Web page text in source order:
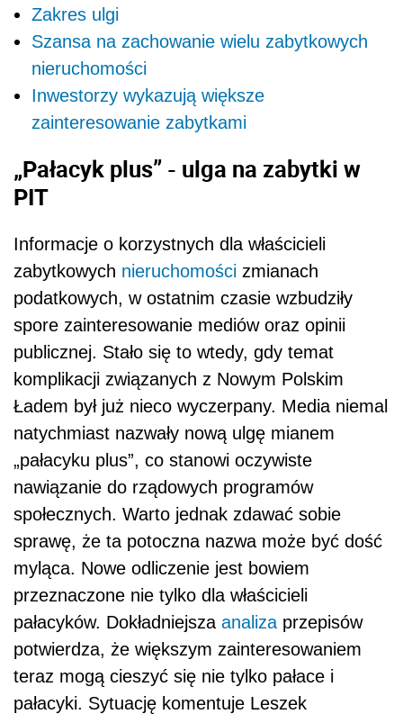
Zakres ulgi
Szansa na zachowanie wielu zabytkowych
nieruchomości
Inwestorzy wykazują większe
zainteresowanie zabytkami
„Pałacyk plus” - ulga na zabytki w
PIT
Informacje o korzystnych dla właścicieli
zabytkowych nieruchomości zmianach
podatkowych, w ostatnim czasie wzbudziły
spore zainteresowanie mediów oraz opinii
publicznej. Stało się to wtedy, gdy temat
komplikacji związanych z Nowym Polskim
Ładem był już nieco wyczerpany. Media niemal
natychmiast nazwały nową ulgę mianem
„pałacyku plus”, co stanowi oczywiste
nawiązanie do rządowych programów
społecznych. Warto jednak zdawać sobie
sprawę, że ta potoczna nazwa może być dość
myląca. Nowe odliczenie jest bowiem
przeznaczone nie tylko dla właścicieli
pałacyków. Dokładniejsza analiza przepisów
potwierdza, że większym zainteresowaniem
teraz mogą cieszyć się nie tylko pałace i
pałacyki. Sytuację komentuje Leszek